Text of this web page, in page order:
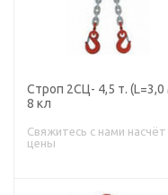
Строп 2СЦ- 4,5 т. (L=3,0
8 кл
Свяжитесь с нами насчёт
цены